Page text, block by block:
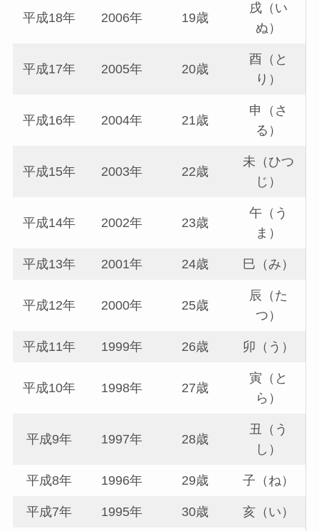
平成18年 2006年 19歳
戌（い
ぬ）
平成17年 2005年 20歳
酉（と
り）
平成16年 2004年 21歳
申（さ
る）
平成15年 2003年 22歳
未（ひつ
じ）
平成14年 2002年 23歳
午（う
ま）
平成13年 2001年 24歳 巳（み）
平成12年 2000年 25歳
辰（た
つ）
平成11年 1999年 26歳 卯（う）
平成10年 1998年 27歳
寅（と
ら）
平成9年 1997年 28歳
丑（う
し）
平成8年 1996年 29歳 子（ね）
平成7年 1995年 30歳 亥（い）